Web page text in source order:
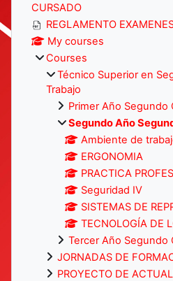
CURSADO
REGLAMENTO
My courses
Courses
Técnico Superior en
Trabajo
Primer Año Segundo
Segundo Año
Ambiente de
ERGONOMIA
PRACTICA
Seguridad IV
SISTEMAS DE
TECNOLOGÍA DE
Tercer Año Segundo
JORNADAS DE
PROYECTO DE